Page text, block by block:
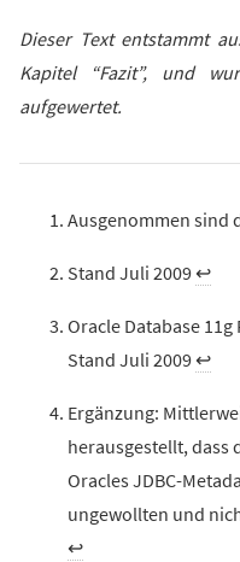
Dieser Text entstammt
Kapitel “Fazit”, und
aufgewertet.
Ausgenommen sind
Stand Juli 2009 ↩︎
Oracle Database 11g
Stand Juli 2009 ↩︎
Ergänzung:
herausgestellt, dass
Oracles JDBC-
ungewollten und
↩︎